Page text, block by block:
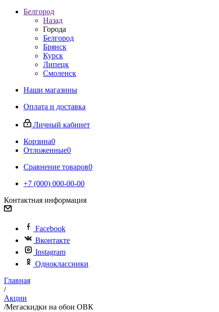
Белгород
Назад
Города
Белгород
Брянск
Курск
Липецк
Смоленск
Наши магазины
Оплата и доставка
Личный кабинет
Корзина0
Отложенные0
Сравнение товаров0
+7 (000) 000-00-00
Контактная информация
Facebook
Вконтакте
Instagram
Одноклассники
Главная
/
Акции
/Мегаскидки на обои ОВК